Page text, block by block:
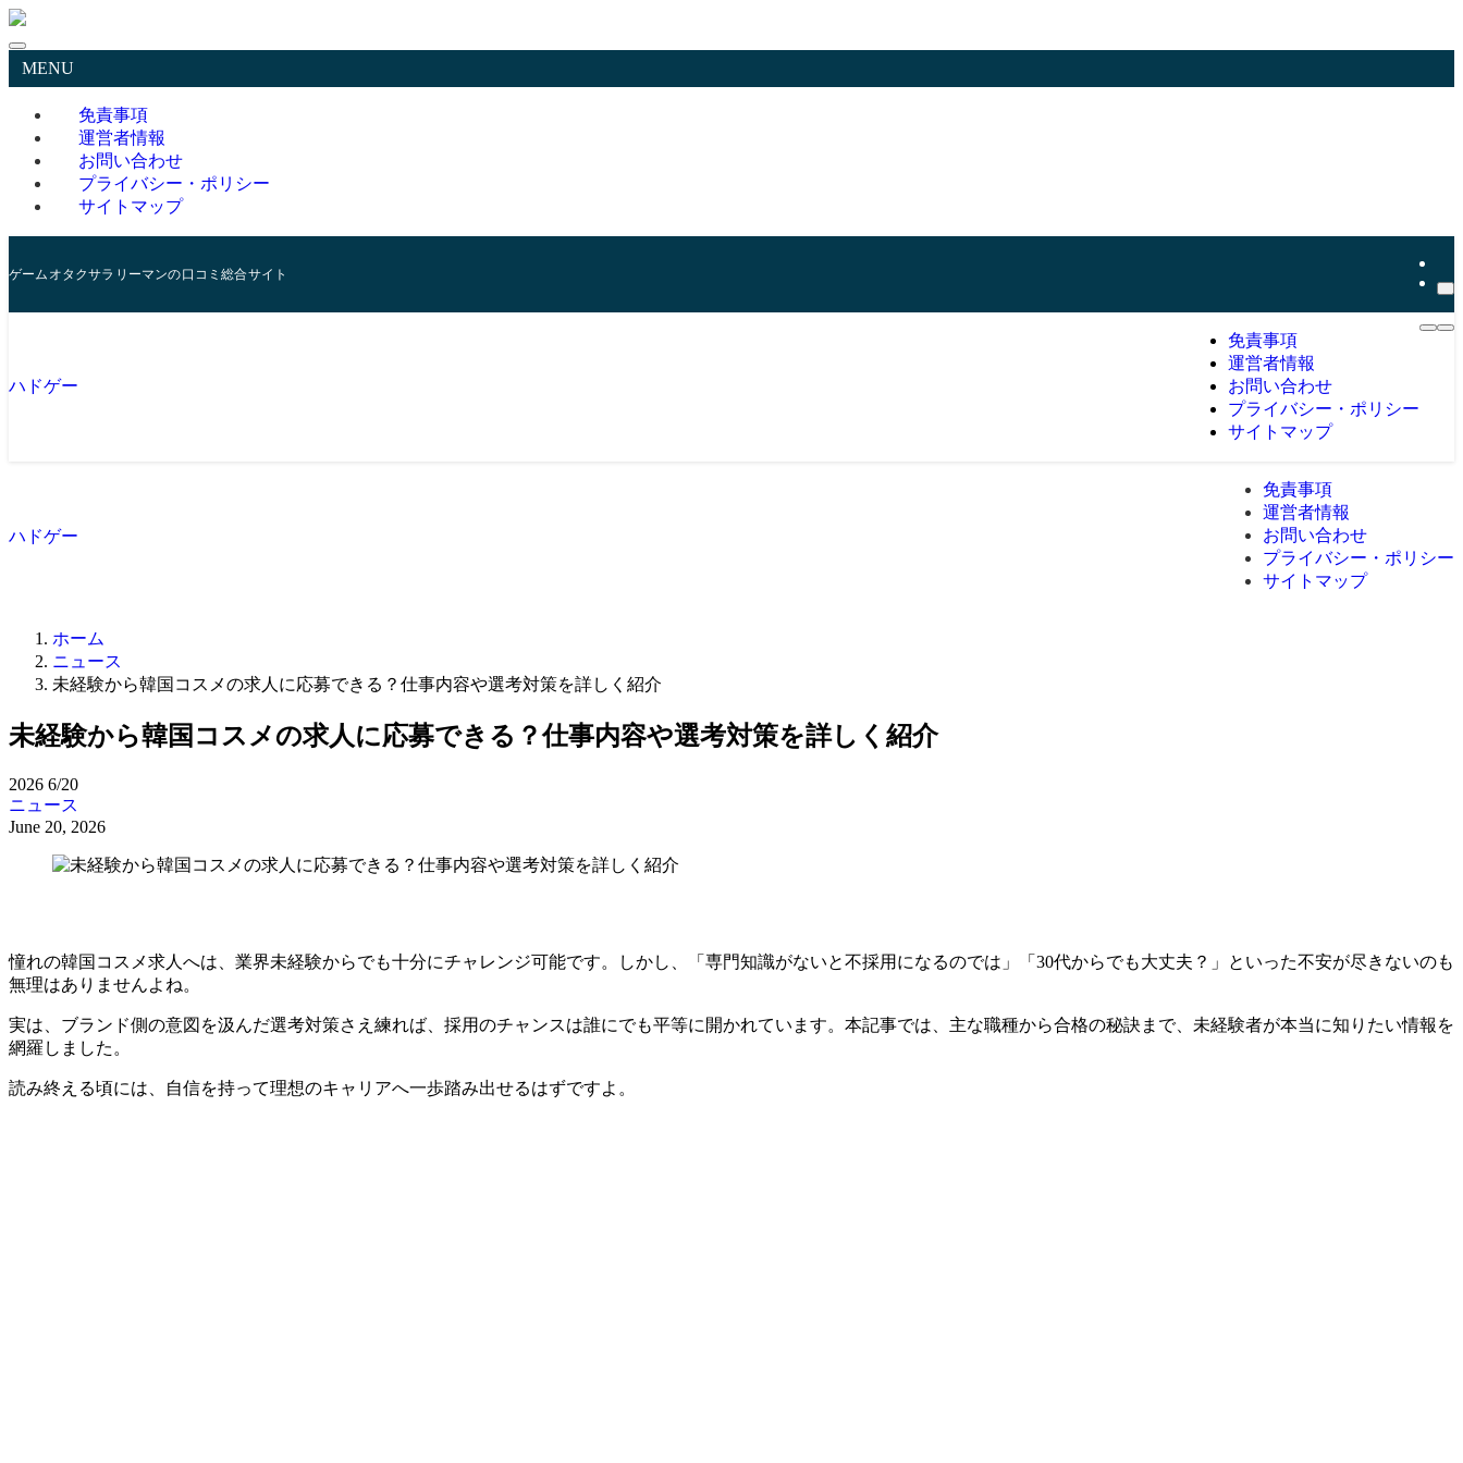
MENU
免責事項
運営者情報
お問い合わせ
プライバシー・ポリシー
サイトマップ
ゲームオタクサラリーマンの口コミ総合サイト
ハドゲー
免責事項
運営者情報
お問い合わせ
プライバシー・ポリシー
サイトマップ
ハドゲー
免責事項
運営者情報
お問い合わせ
プライバシー・ポリシー
サイトマップ
ホーム
ニュース
未経験から韓国コスメの求人に応募できる？仕事内容や選考対策を詳しく紹介
未経験から韓国コスメの求人に応募できる？仕事内容や選考対策を詳しく紹介
2026 6/20
ニュース
June 20, 2026
憧れの韓国コスメ求人へは、業界未経験からでも十分にチャレンジ可能です。しかし、「専門知識がないと不採用になるのでは」「30代からでも大丈夫？」といった不安が尽きないのも
無理はありませんよね。
実は、ブランド側の意図を汲んだ選考対策さえ練れば、採用のチャンスは誰にでも平等に開かれています。本記事では、主な職種から合格の秘訣まで、未経験者が本当に知りたい情報を
網羅しました。
読み終える頃には、自信を持って理想のキャリアへ一歩踏み出せるはずですよ。